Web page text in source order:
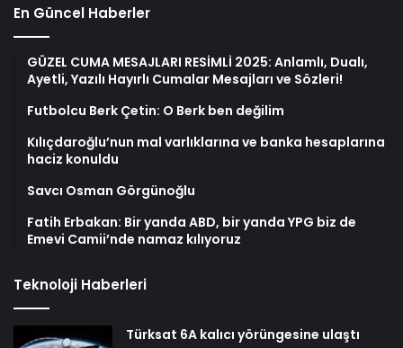
En Güncel Haberler
GÜZEL CUMA MESAJLARI RESİMLİ 2025: Anlamlı, Dualı,
Ayetli, Yazılı Hayırlı Cumalar Mesajları ve Sözleri!
Futbolcu Berk Çetin: O Berk ben değilim
Kılıçdaroğlu’nun mal varlıklarına ve banka hesaplarına
haciz konuldu
Savcı Osman Görgünoğlu
Fatih Erbakan: Bir yanda ABD, bir yanda YPG biz de
Emevi Camii’nde namaz kılıyoruz
Teknoloji Haberleri
Türksat 6A kalıcı yörüngesine ulaştı